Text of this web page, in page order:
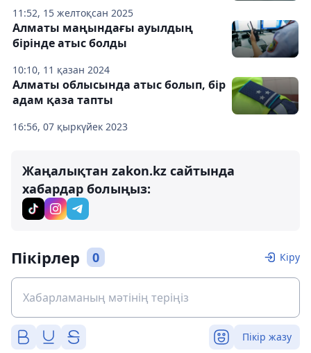
11:52, 15 желтоқсан 2025
10:10, 11 қазан 2024
Алматы маңындағы ауылдың
бірінде атыс болды
16:56, 07 қыркүйек 2023
Алматы облысында атыс болып, бір
адам қаза тапты
Жаңалықтан zakon.kz сайтында
хабардар болыңыз:
Пікірлер 0 Кіру
Пікір жазу